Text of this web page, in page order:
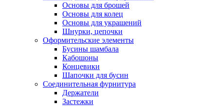
Основы для брошей
Основы для колец
Основы для украшений
Шнурки, цепочки
Оформительские элементы
Бусины шамбала
Кабошоны
Концевики
Шапочки для бусин
Соединительная фурнитура
Держатели
Застежки